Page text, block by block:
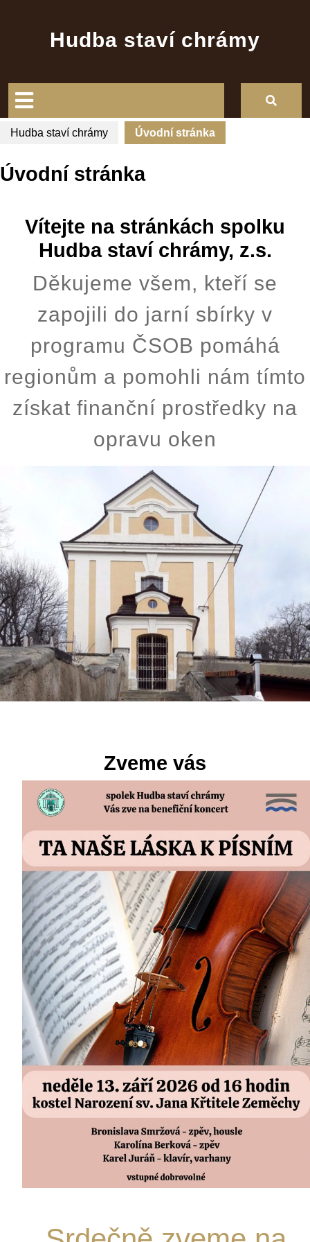
Hudba staví chrámy
Button
Hudba staví chrámy Úvodní stránka
Úvodní stránka
Vítejte na stránkách spolku
Hudba staví chrámy, z.s.
Děkujeme všem, kteří se
zapojili do jarní sbírky v
programu ČSOB pomáhá
regionům a pomohli nám tímto
získat finanční prostředky na
opravu oken
Zveme vás